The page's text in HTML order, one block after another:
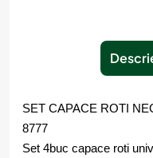
SET CAPACE ROTI
8777
Set 4buc capace roti